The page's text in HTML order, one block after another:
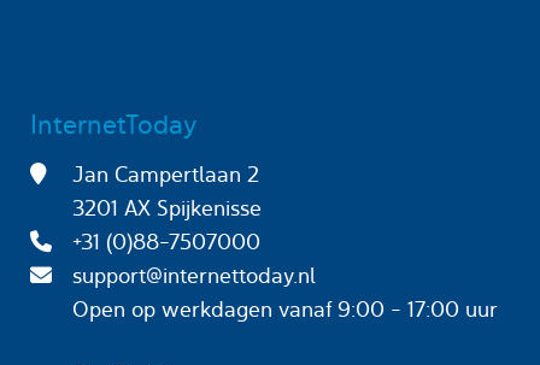
InternetToday
Jan Campertlaan 2
3201 AX Spijkenisse
+31 (0)88-7507000
support@internettoday.nl
Open op werkdagen
vanaf 9:00 - 17:00 uur